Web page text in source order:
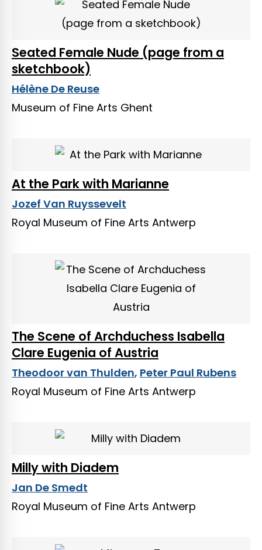
Seated Female Nude (page from a
sketchbook)
Hélène De Reuse
Museum of Fine Arts Ghent
At the Park with Marianne
Jozef Van Ruyssevelt
Royal Museum of Fine Arts Antwerp
The Scene of Archduchess Isabella
Clare Eugenia of Austria
Theodoor van Thulden, Peter Paul Rubens
Royal Museum of Fine Arts Antwerp
Milly with Diadem
Jan De Smedt
Royal Museum of Fine Arts Antwerp